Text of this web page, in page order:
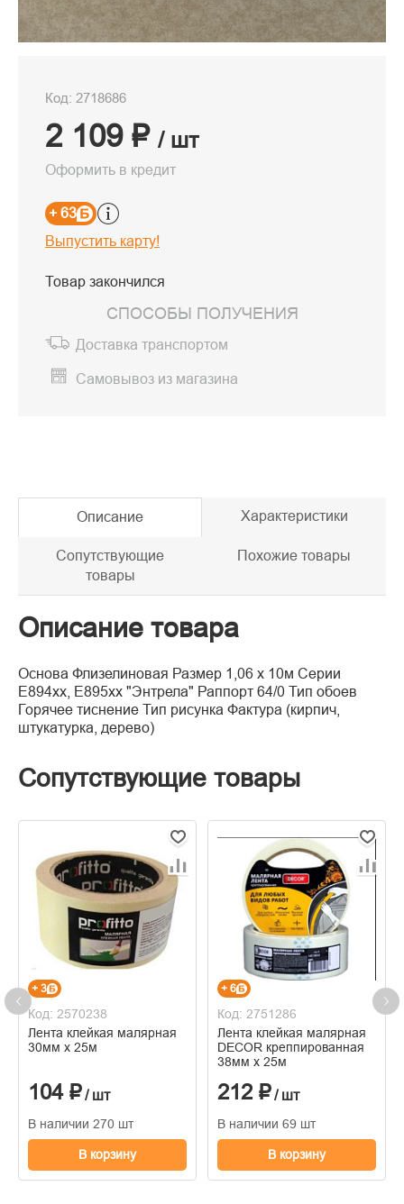
Код: 2718686
2 109 ₽ / шт
Оформить в кредит
+ 63
Выпустить карту!
Товар закончился
СПОСОБЫ ПОЛУЧЕНИЯ
Доставка транспортом
Самовывоз из магазина
Описание Характеристики
Сопутствующие
товары
Похожие товары
Описание товара
Основа Флизелиновая Размер 1,06 х 10м Серии
Е894хх, Е895хх "Энтрела" Раппорт 64/0 Тип обоев
Горячее тиснение Тип рисунка Фактура (кирпич,
штукатурка, дерево)
Сопутствующие товары
+ 3
Код: 2570238
Лента клейкая малярная
30мм х 25м
104 ₽/ шт
В наличии 270 шт
В корзину
+ 6
Код: 2751286
Лента клейкая малярная
DECOR креппированная
38мм х 25м
212 ₽/ шт
В наличии 69 шт
В корзину